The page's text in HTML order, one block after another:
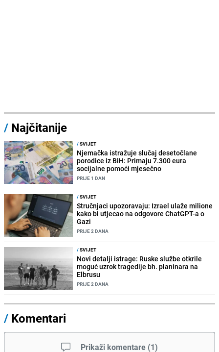
/ Najčitanije
/SVIJET
Njemačka istražuje slučaj desetočlane
porodice iz BiH: Primaju 7.300 eura
socijalne pomoći mjesečno
PRIJE 1 DAN
/SVIJET
Stručnjaci upozoravaju: Izrael ulaže milione
kako bi utjecao na odgovore ChatGPT-a o
Gazi
PRIJE 2 DANA
/SVIJET
Novi detalji istrage: Ruske službe otkrile
moguć uzrok tragedije bh. planinara na
Elbrusu
PRIJE 2 DANA
/ Komentari
Prikaži komentare (1)